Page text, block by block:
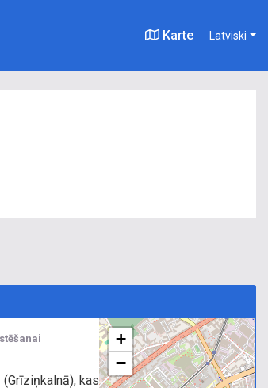
Karte Latviski
kas
+
−